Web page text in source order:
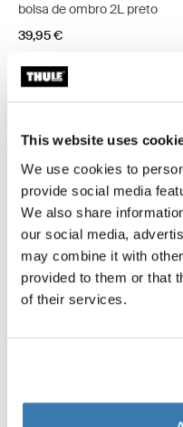
This website uses
We use cookies to
provide social media
We also share
our social media,
may combine it with
provided to them or that
of their services.
bolsa de ombro 2L preto
39,95 €
Toggle
Descrição do
Toggle
Todas as
Toggle
Especificações
Críticas